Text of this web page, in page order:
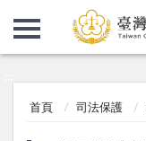
首頁 司法保護